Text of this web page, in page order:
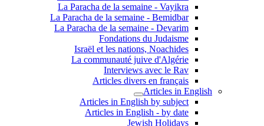
La Paracha de la semaine - Vayikra
La Paracha de la semaine - Bemidbar
La Paracha de la semaine - Devarim
Fondations du Judaisme
Israël et les nations, Noachides
La communauté juive d'Algérie
Interviews avec le Rav
Articles divers en français
Articles in English
Articles in English by subject
Articles in English - by date
Jewish Holidays